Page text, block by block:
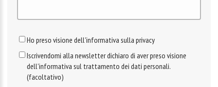
Ho preso visione dell'informativa sulla privacy
Iscrivendomi alla newsletter dichiaro di aver preso visione
dell'informativa sul trattamento dei dati personali.
(facoltativo)